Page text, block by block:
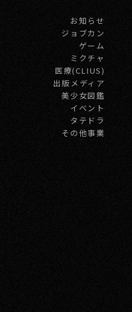
お知らせ
ジョブカン
ゲーム
ミクチャ
医療(CLIUS)
出版メディア
美少女図鑑
イベント
タテドラ
その他事業